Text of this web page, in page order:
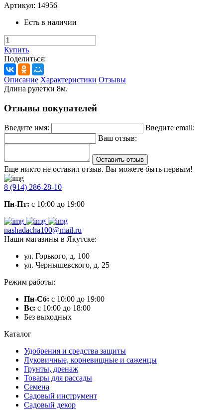
Артикул: 14956
Есть в наличии
Купить
Поделиться:
Описание Характеристики Отзывы
Длина рулетки 8м.
Отзывы покупателей
Введите имя:
Введите email:
Ваш отзыв:
Оставить отзыв
Еще никто не оставил отзыв. Вы можете быть первым!
8 (914) 286-28-10
Пн-Пт: с 10:00 до 19:00
nashadacha100@mail.ru
Наши магазины в Якутске:
ул. Горького, д. 100
ул. Чернышевского, д. 25
Режим работы:
Пн-Сб: с 10:00 до 19:00
Вс: с 10:00 до 18:00
Без выходных
Каталог
Удобрения и средства защиты
Луковичные, корневищные и саженцы
Грунты, дренаж
Товары для рассады
Семена
Садовый инструмент
Садовый декор